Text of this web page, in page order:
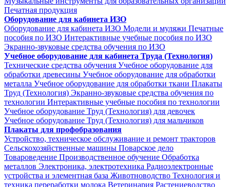
Печатная продукция
Оборудование для кабинета ИЗО
Оборудование для кабинета ИЗО Модели и муляжи Печатные
пособия по ИЗО Интерактивные учебные пособия по ИЗО
Экранно-звуковые средства обучения по ИЗО
Учебное оборудование для кабинета Труда (Технология)
Технические средства обучения Учебное оборудование для
обработки древесины Учебное оборудование для обработки
металла Учебное оборудование для обработки ткани Плакаты
Труд (Технология) Экранно-звуковые средства обучения по
технологии Интерактивные учебные пособия по технологии
Учебное оборудование Труд (Технология) для девочек
Учебное оборудование Труд (Технология) для мальчиков
Плакаты для профобразования
Устройство, техническое обслуживание и ремонт тракторов
Сельскохозяйственные машины Поварское дело
Товароведение Производственное обучение Обработка
металлов Электроника, электротехника Радиоэлектронные
устройства и элементная база Животноводство Технология и
техника переработки молока Ветеринария Растениеводство